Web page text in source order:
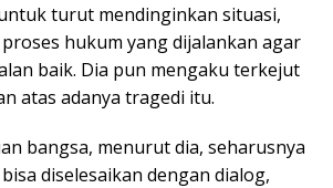
turut mendinginkan situasi,
hukum yang dijalankan agar
baik. Dia pun mengaku terkejut
atas adanya tragedi itu.
bangsa, menurut dia, seharusnya
diselesaikan dengan dialog,